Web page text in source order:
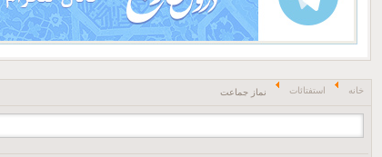
خانه استفتائات نماز جماعت